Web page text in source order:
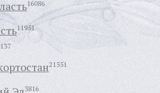
16086
11951
21551
3816